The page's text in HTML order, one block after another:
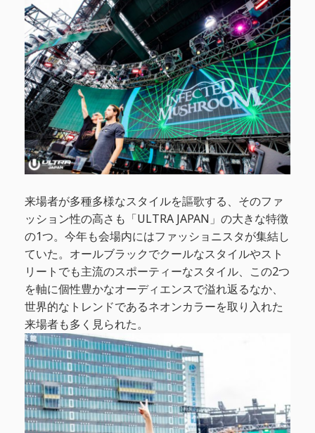
来場者が多種多様なスタイルを謳歌する、そのファ
ッション性の高さも「ULTRA JAPAN」の大きな特徴
の1つ。今年も会場内にはファッショニスタが集結し
ていた。オールブラックでクールなスタイルやスト
リートでも主流のスポーティーなスタイル、この2つ
を軸に個性豊かなオーディエンスで溢れ返るなか、
世界的なトレンドであるネオンカラーを取り入れた
来場者も多く見られた。